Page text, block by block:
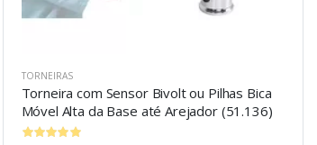
TORNEIRAS
Torneira com Sensor Bivolt ou Pilhas Bica
Móvel Alta da Base até Arejador (51.136)